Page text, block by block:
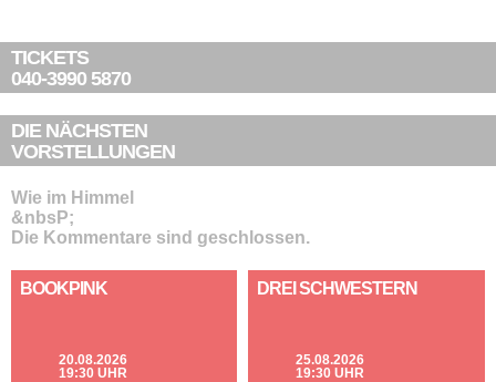
TICKETS
040-3990 5870
DIE NÄCHSTEN
VORSTELLUNGEN
Wie im Himmel
&nbsP;
Die Kommentare sind geschlossen.
BOOKPINK
20.08.2026
19:30 UHR
DREI SCHWESTERN
25.08.2026
19:30 UHR